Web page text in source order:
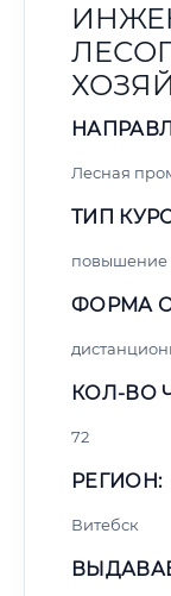
Лесная
ТИП
повышение
ФОРМА
КОЛ-ВО
72
РЕГИОН:
Витебск